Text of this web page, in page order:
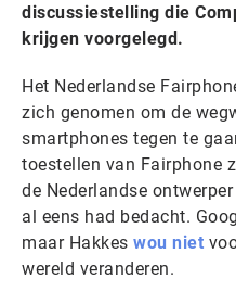
discussiestelling die
krijgen voorgelegd.
Het Nederlandse
zich genomen om de
smartphones tegen te
toestellen van Fairphone
de Nederlandse
al eens had bedacht.
maar Hakkes wou niet
wereld veranderen.